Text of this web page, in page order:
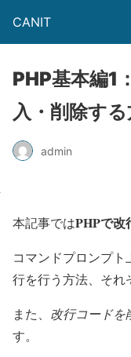
CANIT
PHP基本編1
入・削除する
admin
本記事ではPHPで改
コマンドプロンプ
行を行う方法、それ
また、 改行コードを
す。